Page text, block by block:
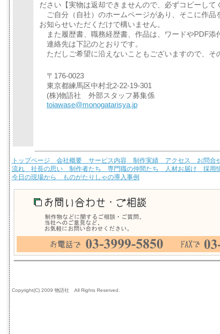
ださい【実物は返却できませんので、必ずコピーして
ご自分（自社）のホームページがあり、そこに作品
お知らせいただくだけで構いません。
また履歴書、職務経歴書、作品は、ワードやPDF添
連絡先は下記のとおりです。
ただしご希望に沿えないこともございますので、そ
〒176-0023
東京都練馬区中村北2-22-19-301
(株)物語社 外部スタッフ募集係
toiawase@monogatarisya.jp
トップページ 会社概要 サービス内容 制作実績 アクセス
お問合
流れ
社長の思い 制作者たち 専門職の仲間たち 人材お届け
採用
今日の現場から
ものがたりしゃの導入事例
Copyright(C) 2009 物語社 All Rights Reserved.